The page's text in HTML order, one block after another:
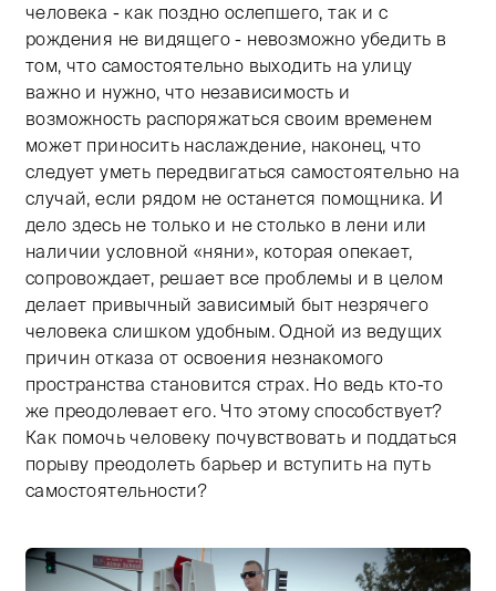
человека - как поздно ослепшего, так и с
рождения не видящего - невозможно убедить в
том, что самостоятельно выходить на улицу
важно и нужно, что независимость и
возможность распоряжаться своим временем
может приносить наслаждение, наконец, что
следует уметь передвигаться самостоятельно на
случай, если рядом не останется помощника. И
дело здесь не только и не столько в лени или
наличии условной «няни», которая опекает,
сопровождает, решает все проблемы и в целом
делает привычный зависимый быт незрячего
человека слишком удобным. Одной из ведущих
причин отказа от освоения незнакомого
пространства становится страх. Но ведь кто-то
же преодолевает его. Что этому способствует?
Как помочь человеку почувствовать и поддаться
порыву преодолеть барьер и вступить на путь
самостоятельности?